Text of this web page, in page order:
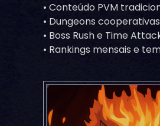
• Conteúdo PVM
• Dungeons cooperativas
• Boss Rush e Time
• Rankings mensais e